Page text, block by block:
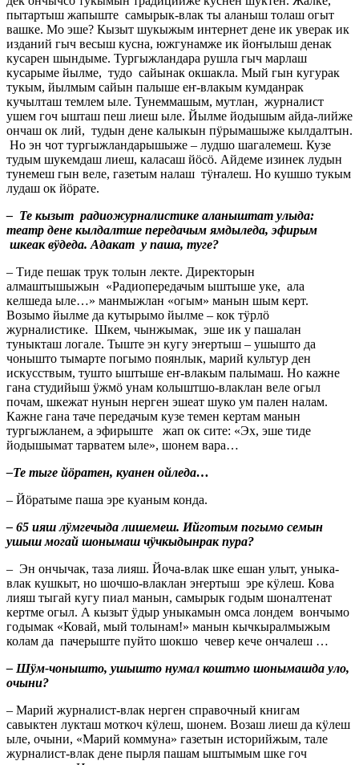
пытартыш жапыште самырык-влак ты аланыш толаш огыт
вашке. Мо эше? Кызыт шукыжым интернет дене ик уверак ик
изданий гыч весыш кусна, южгунамже ик йоҥылыш денак
кусарен шындыме. Тургыжландара рушла гыч марлаш
кусарыме йылме, тудо сайынак окшакла. Мый гын кугурак
тукым, йылмым сайын палыше еҥ-влакым кумданрак
кучылташ темлем ыле. Тунеммашым, мутлан, журналист
ушем гоч ышташ пеш лиеш ыле. Йылме йодышым айда-лийже
ончаш ок лий, тудын дене калыкын пӱрымашыже кылдалтын.
Но эн чот тургыжландарышыже – лудшо шагалемеш. Кузе
тудым шукемдаш лиеш, каласаш йӧсӧ. Айдеме изинек лудын
тунемеш гын веле, газетым налаш тӱҥалеш. Но кушшо тукым
лудаш ок йӧрате.
– Те кызыт радиожурналистике аланыштат улыда:
театр дене кылдалтше передачым ямдыледа, эфирым
шкеак вӱдеда. Адакат у паша, туге?
– Тиде пешак трук толын лекте. Директорын
алмаштышыжын «Радиопередачым ыштыше уке, ала
келшеда ыле…» манмыжлан «огым» манын шым керт.
Возымо йылме да кутырымо йылме – кок тӱрлӧ
журналистике. Шкем, чынжымак, эше ик у пашалан
туныкташ логале. Тыште эн кугу эҥертыш – ушышто да
чонышто тымарте погымо поянлык, марий культур ден
искусствым, тушто ыштыше еҥ-влакым палымаш. Но кажне
гана студийыш ӱжмӧ унам колыштшо-влаклан веле огыл
почам, шкежат нунын нерген эшеат шуко ум пален налам.
Кажне гана таче передачым кузе темен кертам манын
тургыжланем, а эфирыште жап ок сите: «Эх, эше тиде
йодышымат тарватем ыле», шонем вара…
–Те тыге йӧратен, куанен ойледа…
– Йӧратыме паша эре куаным конда.
– 65 ияш лӱмгечыда лишемеш. Ийготым погымо семын
ушыш могай шонымаш чӱчкыдынрак пура?
– Эн ончычак, таза лияш. Йоча-влак шке ешан улыт, уныка-
влак кушкыт, но шочшо-влаклан эҥертыш эре кӱлеш. Кова
лияш тыгай кугу пиал манын, самырык годым шоналтенат
кертме огыл. А кызыт ӱдыр уныкамын омса лондем вончымо
годымак «Ковай, мый толынам!» манын кычкыралмыжым
колам да пачерыште пуйто шокшо чевер кече ончалеш …
– Шӱм-чонышто, ушышто нумал коштмо шонымашда уло,
очыни?
– Марий журналист-влак нерген справочный книгам
савыктен лукташ моткоч кӱлеш, шонем. Возаш лиеш да кӱлеш
ыле, очыни, «Марий коммуна» газетын историйжым, тале
журналист-влак дене пырля пашам ыштымым шке гоч